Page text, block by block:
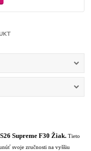
Supreme F30 Žiak.Tieto
svoje zručnosti na vyššiu